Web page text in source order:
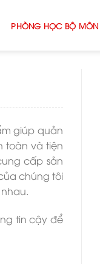
PHÒNG HỌC BỘ MÔN
giúp quản
toàn và tiện
cấp sản
chúng tôi
tin cậy để